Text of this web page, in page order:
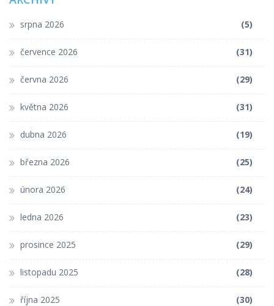
srpna 2026 (5)
července 2026 (31)
června 2026 (29)
května 2026 (31)
dubna 2026 (19)
března 2026 (25)
února 2026 (24)
ledna 2026 (23)
prosince 2025 (29)
listopadu 2025 (28)
října 2025 (30)